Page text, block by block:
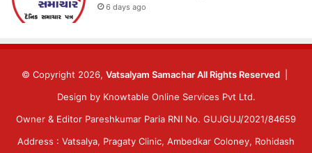
6 days ago
© Copyright 2026, Vatsalyam Samachar All Rights Reserved
Design by Knowtable Online Services Pvt Ltd.
Owner & Editor Pareshkumar Paria RNI No. GUJGUJ/2021/84659
Address : Vatsalya, Pragaty Clinic, Ambedkar Coloney, Rohidash